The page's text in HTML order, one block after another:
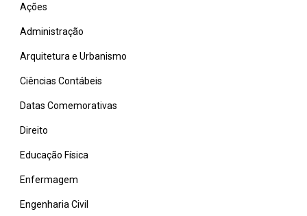
Ações
Administração
Arquitetura e Urbanismo
Ciências Contábeis
Datas Comemorativas
Direito
Educação Física
Enfermagem
Engenharia Civil